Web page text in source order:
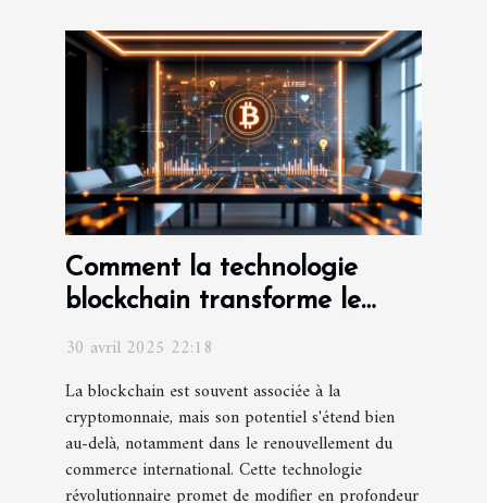
Comment la technologie
blockchain transforme le
30 avril 2025 22:18
La blockchain est souvent associée à la
cryptomonnaie, mais son potentiel s'étend bien
au-delà, notamment dans le renouvellement du
commerce international. Cette technologie
révolutionnaire promet de modifier en profondeur